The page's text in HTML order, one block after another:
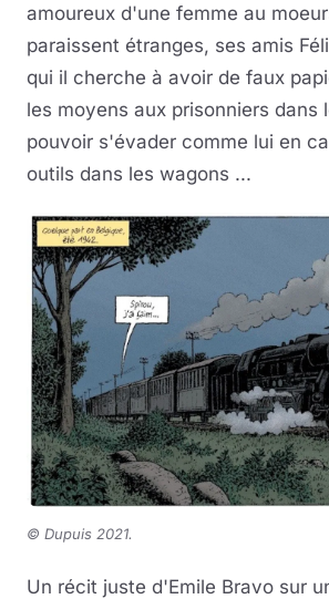
amoureux d'une femme au
paraissent étranges, ses amis
qui il cherche à avoir de faux
les moyens aux prisonniers dans
pouvoir s'évader comme lui en
outils dans les wagons ...
© Dupuis 2021.
Un récit juste d'Emile Bravo sur